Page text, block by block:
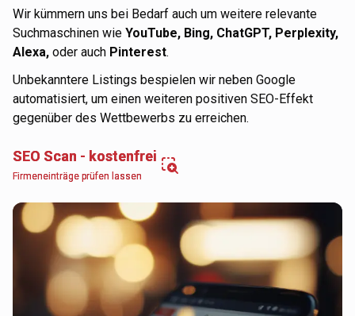
Wir kümmern uns bei Bedarf auch um weitere relevante
Suchmaschinen wie YouTube, Bing, ChatGPT, Perplexity,
Alexa, oder auch Pinterest.
Unbekanntere Listings bespielen wir neben Google
automatisiert, um einen weiteren positiven SEO-Effekt
gegenüber des Wettbewerbs zu erreichen.
SEO Scan - kostenfrei
Firmeneinträge prüfen lassen